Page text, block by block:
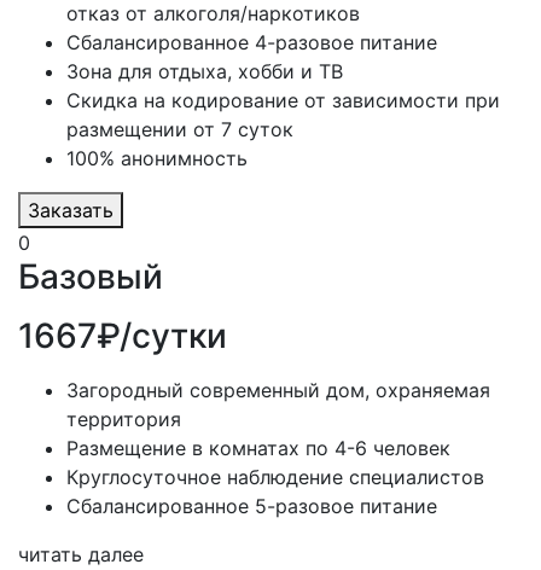
отказ от алкоголя/наркотиков
Сбалансированное 4-разовое питание
Зона для отдыха, хобби и ТВ
Скидка на кодирование от зависимости при
размещении от 7 суток
100% анонимность
Заказать
0
Базовый
1667₽/сутки
Загородный современный дом, охраняемая
территория
Размещение в комнатах по 4-6 человек
Круглосуточное наблюдение специалистов
Сбалансированное 5-разовое питание
читать далее